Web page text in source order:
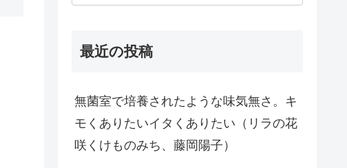
最近の投稿
無菌室で培養されたような味気無さ。キ
モくありたいイタくありたい（リラの花
咲くけものみち、藤岡陽子）